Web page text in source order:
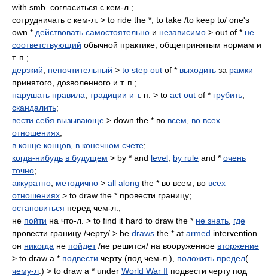
with smb. согласиться с кем-л.;
сотрудничать с кем-л. > to ride the *, to take /to keep to/ one's
own * действовать самостоятельно и независимо > out of * не
соответствующий обычной практике, общепринятым нормам и
т. п.;
дерзкий
непочтительный > to step out of * выходить за рамки
принятого, дозволенного и т. п.;
нарушать правила традиции и т. п. > to act out of * грубить;
скандалить;
вести себя вызывающе > down the * во всем
во всех
отношениях;
в конце концов в конечном счете;
когда-нибудь в будущем > by * and level by rule and * очень
точно;
аккуратно методично > all along the * во всем, во всех
отношениях > to draw the * провести границу;
остановиться перед чем-л.;
не пойти на что-л. > to find it hard to draw the * не знать где
провести границу /черту/ > he draws the * at armed intervention
он никогда не пойдет/не решится/ на вооруженное вторжение
> to draw a * подвести черту (под чем-л.), положить предел(
чему-л .) > to draw a * under World War II подвести черту под